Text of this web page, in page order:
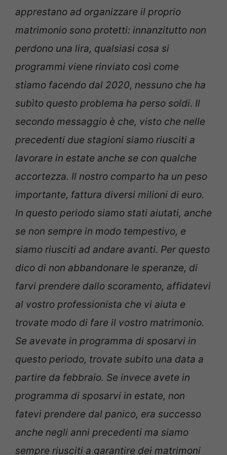
apprestano ad organizzare il proprio
matrimonio sono protetti: innanzitutto non
perdono una lira, qualsiasi cosa si
programmi viene rinviato così come
stiamo facendo dal 2020, nessuno che ha
subìto questo problema ha perso soldi. Il
secondo messaggio è che, visto che nelle
precedenti due stagioni siamo riusciti a
lavorare in estate anche se con qualche
accortezza. Il nostro comparto ha un peso
importante, fattura diversi milioni di euro.
In questo periodo siamo stati aiutati, anche
se non sempre in modo tempestivo, e
siamo riusciti ad andare avanti. Per questo
dico di non abbandonare le speranze, di
farvi prendere dallo scoramento, affidatevi
al vostro professionista che vi aiuta e
trovate modo di fare il vostro matrimonio.
Se avevate in programma di sposarvi in
questo periodo, trovate subito una data a
partire da febbraio. Se invece avete in
programma di sposarvi in estate, non
fatevi prendere dal panico, era successo
anche negli anni precedenti ma siamo
sempre riusciti a garantire dei matrimoni